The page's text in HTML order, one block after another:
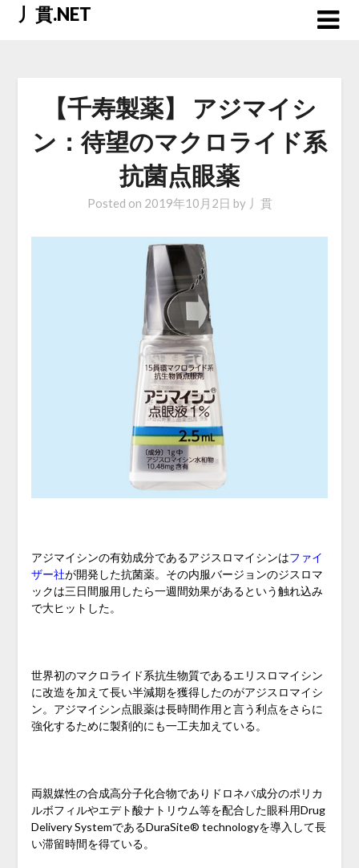
Skip丿貫.NET
【千寿製薬】 アジマイシ
ン：待望のマクロライド系
抗菌点眼薬
Posted on 2019年10月2日 by 丿貫
アジマイシンの有効成分であるアジスロマイシンはファイ
ザー社が開発した抗菌薬。その内服バージョンのジスロマ
ックは三日間服用したら一週間効果があるという触れ込み
で大ヒットした。
世界初のマクロライド系抗生物質であるエリスロマイシン
に改造を加えて長い半減期を獲得したのがアジスロマイシ
ン。アジマイシン点眼薬は長時間作用と言う利点をさらに
強化するために製剤的にも一工夫加えている。
両親媒性の合成高分子化合物でありドロネバ成分のポリカ
ルボフィルやエデト酸ナトリウム等を配合した眼科用Drug
Delivery SystemであるDuraSite® technologyを導入して長
い滞留時間を得ている。